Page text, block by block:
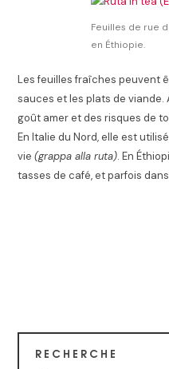
Feuilles de rue
en Éthiopie.
Les feuilles fraîches peuvent
sauces et les plats de
goût amer et des risques de
En Italie du Nord, elle est
vie(grappa alla ruta). En
tasses de café, et parfois
RECHERCHE